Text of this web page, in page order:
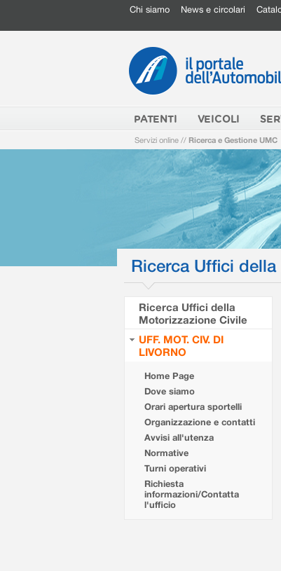
Chi siamo News e circolari
PATENTI VEICOLI
Servizi online // Ricerca e Gestione UMC
Ricerca Uffici
Ricerca Uffici della
Motorizzazione Civile
UFF. MOT. CIV. DI
LIVORNO
Home Page
Dove siamo
Orari apertura sportelli
Organizzazione e contatti
Avvisi all'utenza
Normative
Turni operativi
Richiesta
informazioni/Contatta
l'ufficio